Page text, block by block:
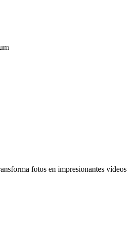
fotos en impresionantes vídeos